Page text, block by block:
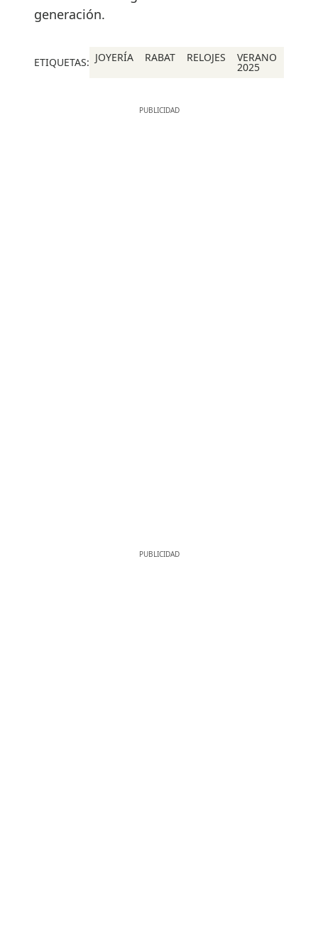
generación.
ETIQUETAS: JOYERÍA RABAT RELOJES VERANO
2025